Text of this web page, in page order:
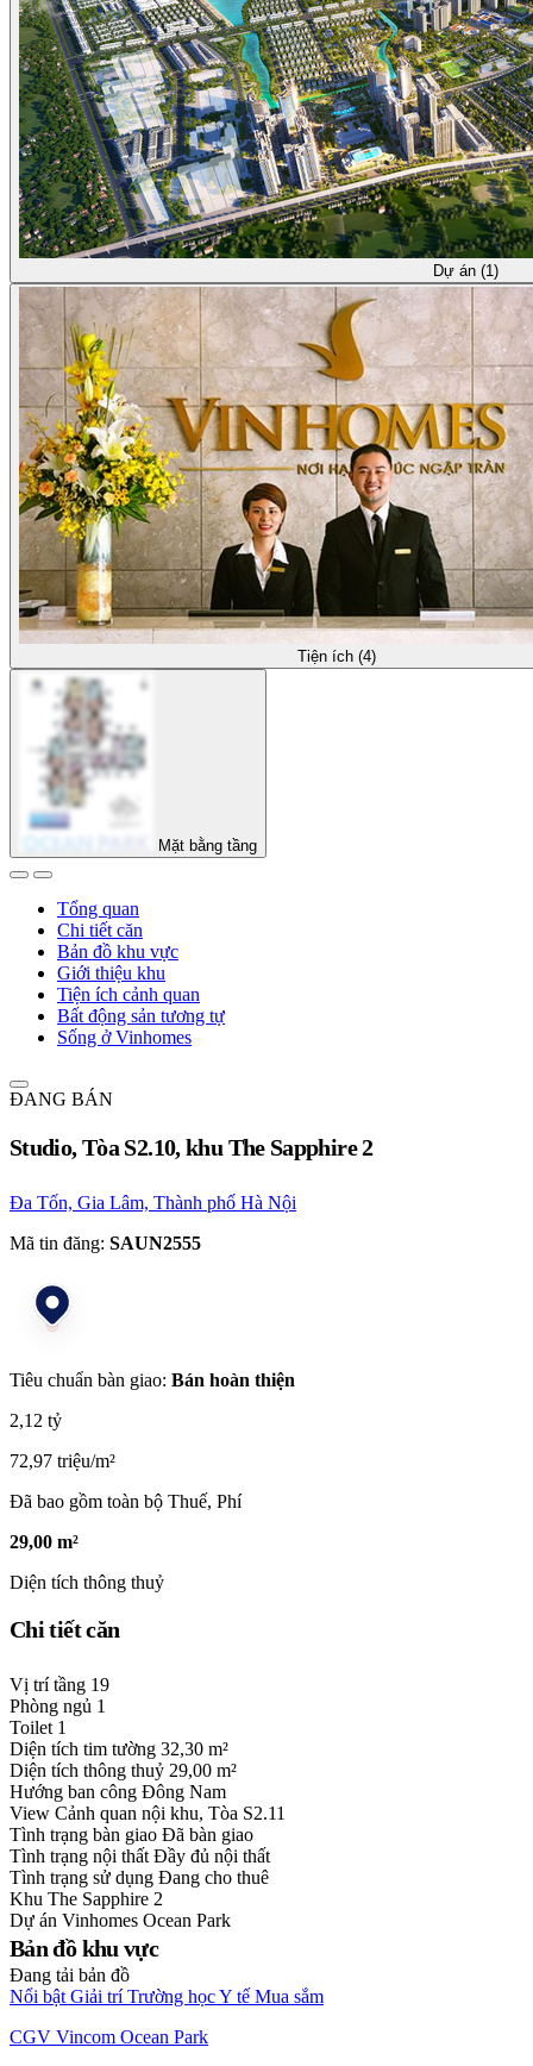
Dự án (1)
Tiện ích (4)
Mặt bằng tầng
Tổng quan
Chi tiết căn
Bản đồ khu vực
Giới thiệu khu
Tiện ích cảnh quan
Bất động sản tương tự
Sống ở Vinhomes
ĐANG BÁN
Studio, Tòa S2.10, khu The Sapphire 2
Đa Tốn, Gia Lâm, Thành phố Hà Nội
Mã tin đăng: SAUN2555
Tiêu chuẩn bàn giao: Bán hoàn thiện
2,12 tỷ
72,97 triệu/m²
Đã bao gồm toàn bộ Thuế, Phí
29,00 m²
Diện tích thông thuỷ
Chi tiết căn
Vị trí tầng 19
Phòng ngủ 1
Toilet 1
Diện tích tim tường 32,30 m²
Diện tích thông thuỷ 29,00 m²
Hướng ban công Đông Nam
View Cảnh quan nội khu, Tòa S2.11
Tình trạng bàn giao Đã bàn giao
Tình trạng nội thất Đầy đủ nội thất
Tình trạng sử dụng Đang cho thuê
Khu The Sapphire 2
Dự án Vinhomes Ocean Park
Bản đồ khu vực
Đang tải bản đồ
Nổi bật Giải trí Trường họcY tế Mua sắm
CGV Vincom Ocean Park